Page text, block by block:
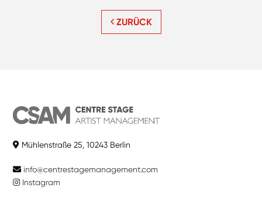
ZURÜCK
Mühlenstraße 25, 10243 Berlin
info@centrestagemanagement.com
Instagram